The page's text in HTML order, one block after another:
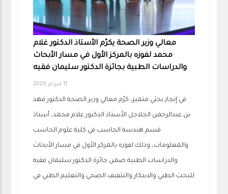
معالي وزير الصحة يكرّم الأستاذ الدكتور غلام
محمد لفوزه بالمركز الأول في مسار الأبحاث
والدراسات الطبية بجائزة الدكتور سليمان فقيه
11 فبراير 2026
في إنجاز بحثي متميز، كرّم معالي وزير الصحة الدكتور فهد
بن عبدالرحمن الجلاجل الأستاذ الدكتور غلام محمد، أستاذ
قسم هندسة الحاسب في كلية علوم الحاسب
والمعلومات، وذلك لفوزه بالمركز الأول في مسار الأبحاث
والدراسات الطبية ضمن جائزة الدكتور سليمان فقيه
للبحث الطبي والابتكار والتثقيف الصحي والتعليم الطبي في